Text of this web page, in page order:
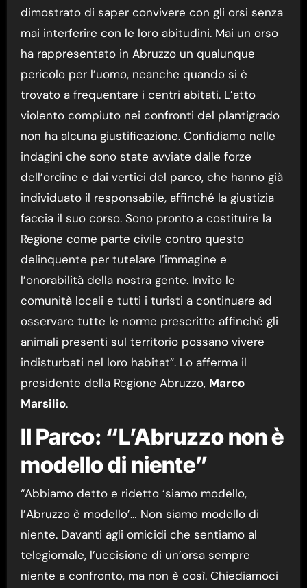
dimostrato di saper convivere con gli orsi senza
mai interferire con le loro abitudini. Mai un orso
ha rappresentato in Abruzzo un qualunque
pericolo per l’uomo, neanche quando si è
trovato a frequentare i centri abitati. L’atto
violento compiuto nei confronti del plantigrado
non ha alcuna giustificazione. Confidiamo nelle
indagini che sono state avviate dalle forze
dell’ordine e dai vertici del parco, che hanno già
individuato il responsabile, affinché la giustizia
faccia il suo corso. Sono pronto a costituire la
Regione come parte civile contro questo
delinquente per tutelare l’immagine e
l’onorabilità della nostra gente. Invito le
comunità locali e tutti i turisti a continuare ad
osservare tutte le norme prescritte affinché gli
animali presenti sul territorio possano vivere
indisturbati nel loro habitat”. Lo afferma il
presidente della Regione Abruzzo, Marco
Marsilio.
Il Parco: “L’Abruzzo non è
modello di niente”
“Abbiamo detto e ridetto ‘siamo modello,
l’Abruzzo è modello’… Non siamo modello di
niente. Davanti agli omicidi che sentiamo al
telegiornale, l’uccisione di un’orsa sempre
niente a confronto, ma non è così. Chiediamoci